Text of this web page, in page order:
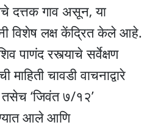
दत्तक गाव असून, या
विशेष लक्ष केंद्रित केले आहे.
पाणंद रस्त्याचे सर्वेक्षण
चावडी वाचनाद्वारे
तसेच ‘जिवंत ७/१२’
आले आणि